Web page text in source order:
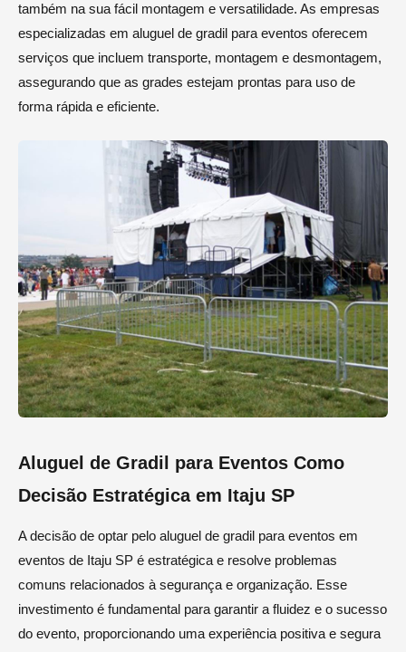
também na sua fácil montagem e versatilidade. As empresas
especializadas em aluguel de gradil para eventos oferecem
serviços que incluem transporte, montagem e desmontagem,
assegurando que as grades estejam prontas para uso de
forma rápida e eficiente.
Aluguel de Gradil para Eventos Como
Decisão Estratégica em Itaju SP
A decisão de optar pelo aluguel de gradil para eventos em
eventos de Itaju SP é estratégica e resolve problemas
comuns relacionados à segurança e organização. Esse
investimento é fundamental para garantir a fluidez e o sucesso
do evento, proporcionando uma experiência positiva e segura